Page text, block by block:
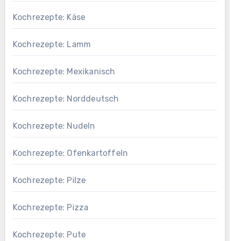
Kochrezepte: Käse
Kochrezepte: Lamm
Kochrezepte: Mexikanisch
Kochrezepte: Norddeutsch
Kochrezepte: Nudeln
Kochrezepte: Ofenkartoffeln
Kochrezepte: Pilze
Kochrezepte: Pizza
Kochrezepte: Pute